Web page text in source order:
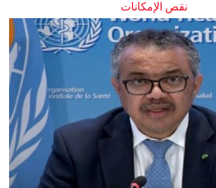
نقص الإمكانات